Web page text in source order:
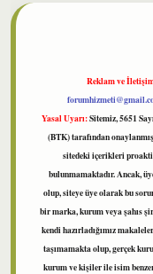
Reklam ve
Yasal Uyarı:Sitemiz, 5651
(BTK) tarafından
sitedeki içerikleri
bulunmamaktadır. Ancak,
olup, siteye üye olarak bu
bir marka, kurum veya şahıs
kendi hazırladığımız
taşımamakta olup, gerçek
kurum ve kişiler ile isim